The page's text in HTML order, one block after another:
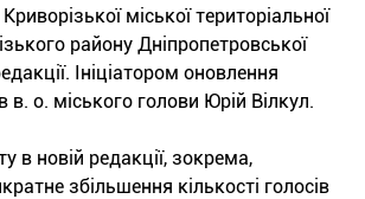
міської територіальної
району Дніпропетровської
Ініціатором оновлення
в. о. міського голови Юрій Вілкул.
в новій редакції, зокрема,
збільшення кількості голосів